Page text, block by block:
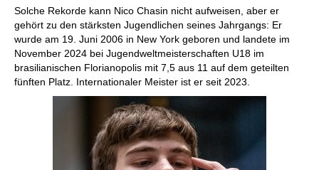
Solche Rekorde kann Nico Chasin nicht aufweisen, aber er
gehört zu den stärksten Jugendlichen seines Jahrgangs: Er
wurde am 19. Juni 2006 in New York geboren und landete im
November 2024 bei Jugendweltmeisterschaften U18 im
brasilianischen Florianopolis mit 7,5 aus 11 auf dem geteilten
fünften Platz. Internationaler Meister ist er seit 2023.